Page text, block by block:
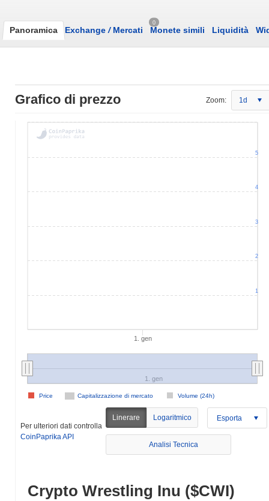
Panoramica Exchange /Mercati
0
Monete simili Liquidità
Grafico di prezzo Zoom: 1d
1. gen
Capitalizzazione di mercato Volume (24h)
Price
1. gen
1
2
3
4
5
Per ulteriori dati controlla
CoinPaprika API
Linerare Logaritmico Esporta
Analisi Tecnica
Crypto Wrestling Inu ($CWI)